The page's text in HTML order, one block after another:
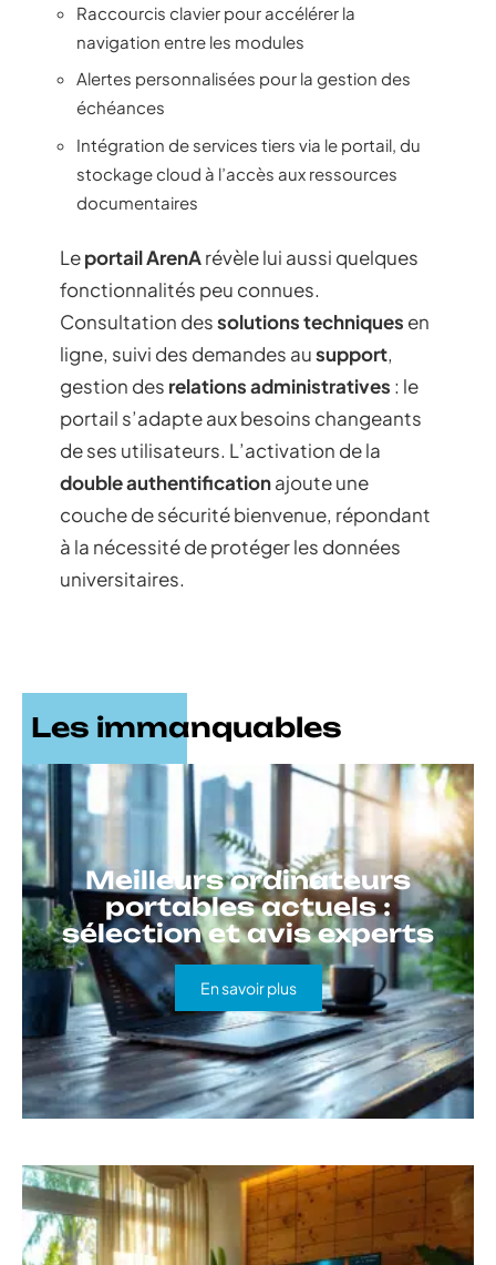
Raccourcis clavier pour accélérer la
navigation entre les modules
Alertes personnalisées pour la gestion des
échéances
Intégration de services tiers via le portail, du
stockage cloud à l’accès aux ressources
documentaires
Leportail ArenArévèle lui aussi quelques
fonctionnalités peu connues.
Consultation dessolutions techniques en
ligne, suivi des demandes ausupport,
gestion des relations administratives : le
portail s’adapte aux besoins changeants
de ses utilisateurs. L’activation de la
double authentificationajoute une
couche de sécurité bienvenue, répondant
à la nécessité de protéger les données
universitaires.
Les immanquables
Meilleurs ordinateurs
portables actuels :
sélection et avis experts
En savoir plus